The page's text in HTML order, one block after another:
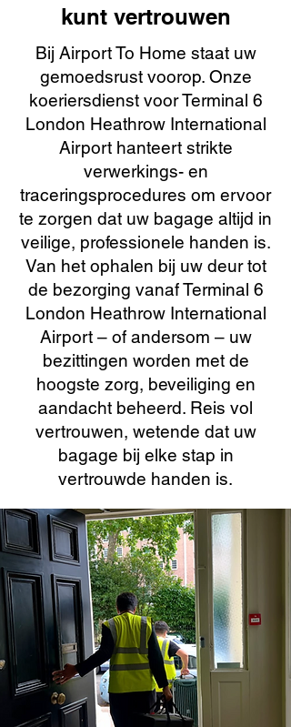
kunt vertrouwen
Bij Airport To Home staat uw
gemoedsrust voorop. Onze
koeriersdienst voor Terminal 6
London Heathrow International
Airport hanteert strikte
verwerkings- en
traceringsprocedures om ervoor
te zorgen dat uw bagage altijd in
veilige, professionele handen is.
Van het ophalen bij uw deur tot
de bezorging vanaf Terminal 6
London Heathrow International
Airport – of andersom – uw
bezittingen worden met de
hoogste zorg, beveiliging en
aandacht beheerd. Reis vol
vertrouwen, wetende dat uw
bagage bij elke stap in
vertrouwde handen is.